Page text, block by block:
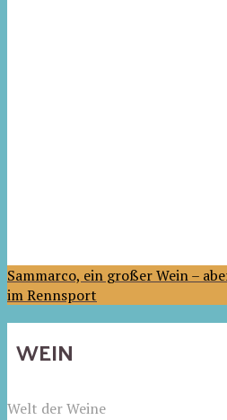
Sammarco, ein großer Wein –
im Rennsport
WEIN
Welt der Weine